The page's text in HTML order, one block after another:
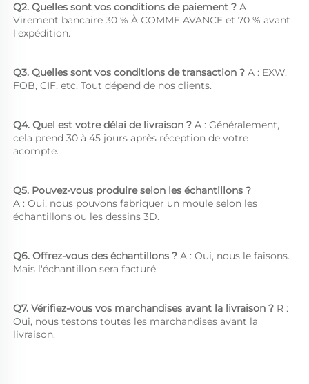
Q2. Quelles sont vos conditions de paiement ? A :
Virement bancaire 30 % À COMME AVANCE et 70 % avant
l'expédition.
Q3. Quelles sont vos conditions de transaction ? A : EXW,
FOB, CIF, etc. Tout dépend de nos clients.
Q4. Quel est votre délai de livraison ? A : Généralement,
cela prend 30 à 45 jours après réception de votre
acompte.
Q5. Pouvez-vous produire selon les échantillons ?
A : Oui, nous pouvons fabriquer un moule selon les
échantillons ou les dessins 3D.
Q6. Offrez-vous des échantillons ? A : Oui, nous le faisons.
Mais l'échantillon sera facturé.
Q7. Vérifiez-vous vos marchandises avant la livraison ? R :
Oui, nous testons toutes les marchandises avant la
livraison.